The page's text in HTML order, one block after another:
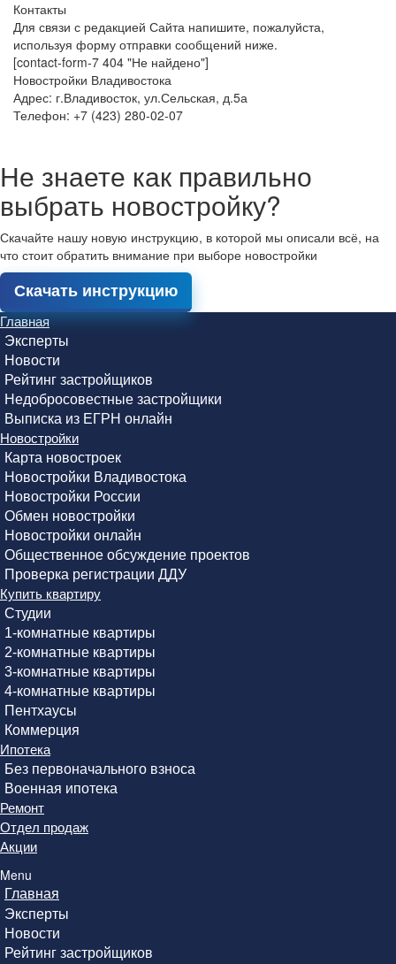
Контакты
Для связи с редакцией Сайта напишите, пожалуйста,
используя форму отправки сообщений ниже.
[contact-form-7 404 "Не найдено"]
Новостройки Владивостока
Адрес: г.Владивосток, ул.Сельская, д.5а
Телефон: +7 (423) 280-02-07
Не знаете как правильно
выбрать новостройку?
Скачайте нашу новую инструкцию, в которой мы описали всё, на
что стоит обратить внимание при выборе новостройки
Скачать инструкцию
Главная
Эксперты
Новости
Рейтинг застройщиков
Недобросовестные застройщики
Выписка из ЕГРН онлайн
Новостройки
Карта новостроек
Новостройки Владивостока
Новостройки России
Обмен новостройки
Новостройки онлайн
Общественное обсуждение проектов
Проверка регистрации ДДУ
Купить квартиру
Студии
1-комнатные квартиры
2-комнатные квартиры
3-комнатные квартиры
4-комнатные квартиры
Пентхаусы
Коммерция
Ипотека
Без первоначального взноса
Военная ипотека
Ремонт
Отдел продаж
Акции
Menu
Главная
Эксперты
Новости
Рейтинг застройщиков